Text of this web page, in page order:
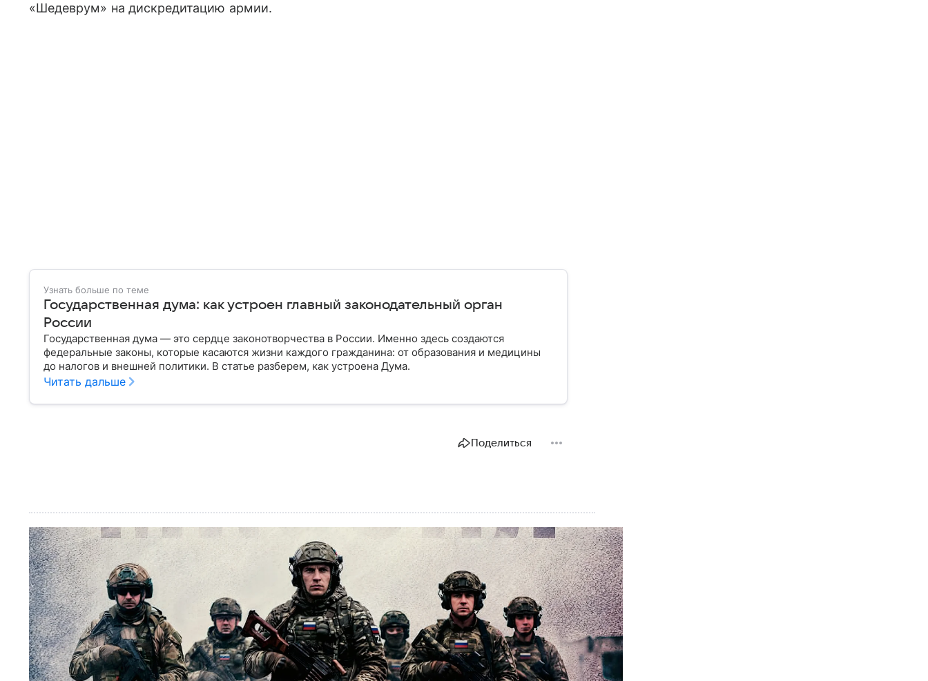
«Шедеврум» на дискредитацию армии.
Узнать больше по теме
Государственная дума: как устроен главный законодательный орган
России
Государственная дума — это сердце законотворчества в России. Именно здесь создаются
федеральные законы, которые касаются жизни каждого гражданина: от образования и медицины
до налогов и внешней политики. В статье разберем, как устроена Дума.
Читать дальше
Поделиться